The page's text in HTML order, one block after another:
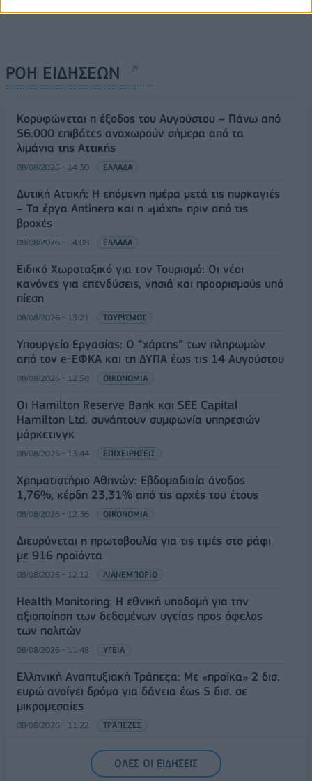
ΡΟΗ ΕΙΔΗΣΕΩΝ
Κορυφώνεται η έξοδος του Αυγούστου – Πάνω από
56.000 επιβάτες αναχωρούν σήμερα από τα
λιμάνια της Αττικής
08/08/2026 - 14:30 ΕΛΛΑΔΑ
Δυτική Αττική: Η επόμενη ημέρα μετά τις πυρκαγιές
– Τα έργα Antinero και η «μάχη» πριν από τις
βροχές
08/08/2026 - 14:08 ΕΛΛΑΔΑ
Ειδικό Χωροταξικό για τον Τουρισμό: Οι νέοι
κανόνες για επενδύσεις, νησιά και προορισμούς υπό
πίεση
08/08/2026 - 13:21 ΤΟΥΡΙΣΜΟΣ
Υπουργείο Εργασίας: Ο “χάρτης” των πληρωμών
από τον e-ΕΦΚΑ και τη ΔΥΠΑ έως τις 14 Αυγούστου
08/08/2026 - 12:58 ΟΙΚΟΝΟΜΙΑ
Οι Hamilton Reserve Bank και SEE Capital
Hamilton Ltd. συνάπτουν συμφωνία υπηρεσιών
μάρκετινγκ
08/08/2026 - 13:44 ΕΠΙΧΕΙΡΗΣΕΙΣ
Χρηματιστήριο Αθηνών: Εβδομαδιαία άνοδος
1,76%, κέρδη 23,31% από τις αρχές του έτους
08/08/2026 - 12:36 ΟΙΚΟΝΟΜΙΑ
Διευρύνεται η πρωτοβουλία για τις τιμές στο ράφι
με 916 προϊόντα
08/08/2026 - 12:12 ΛΙΑΝΕΜΠΟΡΙΟ
Health Monitoring: Η εθνική υποδομή για την
αξιοποίηση των δεδομένων υγείας προς όφελος
των πολιτών
08/08/2026 - 11:48 ΥΓΕΙΑ
Ελληνική Αναπτυξιακή Τράπεζα: Με «προίκα» 2 δισ.
ευρώ ανοίγει δρόμο για δάνεια έως 5 δισ. σε
μικρομεσαίες
08/08/2026 - 11:22 ΤΡΑΠΕΖΕΣ
5G παντού, 6G στον ορίζοντα: Πού βρίσκεται η
Ελλάδα στη μεγάλη τεχνολογική μετάβαση
ΟΛΕΣ ΟΙ ΕΙΔΗΣΕΙΣ